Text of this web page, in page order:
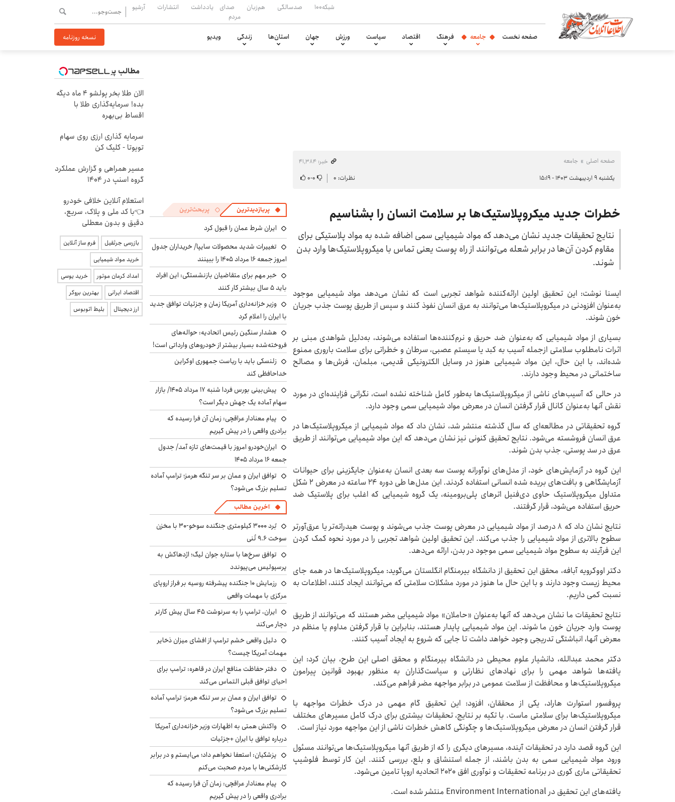
شبکه۱۰۰ صدسالگی هم‌زبان
صدای
مردم
یادداشت انتشارات آرشیو
صفحه نخست جامعه فرهنگ اقتصاد سیاست ورزش جهان استان‌ها زندگی ویدیو نسخه روزنامه
صفحه اصلی جامعه
خبر: ۴۱٬۳۸۴
یکشنبه ۹ اردیبهشت ۱۴۰۳ - ۱۵:۱۹
نظرات: ۰ ۰-۰
خطرات جدید میکروپلاستیک‌ها بر سلامت انسان را بشناسیم
نتایج تحقیقات جدید نشان می‌دهد که مواد شیمیایی سمی اضافه شده به مواد پلاستیکی برای
مقاوم کردن آن‌ها در برابر شعله می‌توانند از راه پوست یعنی تماس با میکروپلاستیک‌ها وارد بدن
شوند.
ایسنا نوشت: این تحقیق اولین ارائه‌کننده شواهد تجربی است که نشان می‌دهد مواد شیمیایی موجود
به‌عنوان افزودنی در میکروپلاستیک‌ها می‌توانند به عرق انسان نفوذ کنند و سپس از طریق پوست جذب جریان
خون شوند.
بسیاری از مواد شیمیایی که به‌عنوان ضد حریق و نرم‌کننده‌ها استفاده می‌شوند، به‌دلیل شواهدی مبنی بر
اثرات نامطلوب سلامتی ازجمله آسیب به کبد یا سیستم عصبی، سرطان و خطراتی برای سلامت باروری ممنوع
شده‌اند، با این حال، این مواد شیمیایی هنوز در وسایل الکترونیکی قدیمی، مبلمان، فرش‌ها و مصالح
ساختمانی در محیط وجود دارند.
در حالی که آسیب‌های ناشی از میکروپلاستیک‌ها به‌طور کامل شناخته نشده است، نگرانی فزاینده‌ای در مورد
نقش آنها به‌عنوان کانال قرار گرفتن انسان در معرض مواد شیمیایی سمی وجود دارد.
گروه تحقیقاتی در مطالعه‌ای که سال گذشته منتشر شد، نشان داد که مواد شیمیایی از میکروپلاستیک‌ها در
عرق انسان فروشسته می‌شود. نتایج تحقیق کنونی نیز نشان می‌دهد که این مواد شیمیایی می‌توانند از طریق
عرق در سد پوستی، جذب بدن شوند.
این گروه در آزمایش‌های خود، از مدل‌های نوآورانه پوست سه بعدی انسان به‌عنوان جایگزینی برای حیوانات
آزمایشگاهی و بافت‌های بریده شده انسانی استفاده کردند. این مدل‌ها طی دوره ۲۴ ساعته در معرض ۲ شکل
متداول میکروپلاستیک حاوی دی‌فنیل اترهای پلی‌برومینه، یک گروه شیمیایی که اغلب برای پلاستیک ضد
حریق استفاده می‌شود، قرار گرفتند.
نتایج نشان داد که 8 درصد از مواد شیمیایی در معرض پوست جذب می‌شوند و پوست هیدراته‌تر یا عرق‌آورتر
سطوح بالاتری از مواد شیمیایی را جذب می‌کند. این تحقیق اولین شواهد تجربی را در مورد نحوه کمک کردن
این فرآیند به سطوح مواد شیمیایی سمی موجود در بدن، ارائه می‌دهد.
دکتر اووکرویه آبافه، محقق این تحقیق از دانشگاه بیرمنگام انگلستان می‌گوید: میکروپلاستیک‌ها در همه جای
محیط زیست وجود دارند و با این حال ما هنوز در مورد مشکلات سلامتی که می‌توانند ایجاد کنند، اطلاعات به
نسبت کمی داریم.
نتایج تحقیقات ما نشان می‌دهد که آنها به‌عنوان «حاملان» مواد شیمیایی مضر هستند که می‌توانند از طریق
پوست وارد جریان خون ما شوند. این مواد شیمیایی پایدار هستند، بنابراین با قرار گرفتن مداوم یا منظم در
معرض آنها، انباشتگی تدریجی وجود خواهد داشت تا جایی که شروع به ایجاد آسیب کنند.
دکتر محمد عبدالله، دانشیار علوم محیطی در دانشگاه بیرمنگام و محقق اصلی این طرح، بیان کرد: این
یافته‌ها شواهد مهمی را برای نهادهای نظارتی و سیاست‌گذاران به منظور بهبود قوانین پیرامون
میکروپلاستیک‌ها و محافظت از سلامت عمومی در برابر مواجهه مضر فراهم می‌کند.
پروفسور استوارت هاراد، یکی از محققان، افزود: این تحقیق گام مهمی در درک خطرات مواجهه با
میکروپلاستیک‌ها برای سلامتی ماست. با تکیه بر نتایج، تحقیقات بیشتری برای درک کامل مسیرهای مختلف
قرار گرفتن انسان در معرض میکروپلاستیک‌ها و چگونگی کاهش خطرات ناشی از این مواجهه مورد نیاز است.
این گروه قصد دارد در تحقیقات آینده، مسیرهای دیگری را که از طریق آنها میکروپلاستیک‌ها می‌توانند مسئول
ورود مواد شیمیایی سمی به بدن باشند، از جمله استنشاق و بلع، بررسی کنند. این کار توسط فلوشیپ
تحقیقاتی ماری کوری در برنامه تحقیقات و نوآوری افق ۲۰۲۰ اتحادیه اروپا تامین می‌شود.
یافته‌های این تحقیق در Environment International منتشر شده است.
پربازدیدترین پربحث‌ترین
ایران شرط عمان را قبول کرد
تغییرات شدید محصولات سایپا/ خریداران جدول
امروز جمعه ۱۶ مرداد ۱۴۰۵ را ببینند
خبر مهم برای متقاضیان بازنشستگی: این افراد
باید ۵ سال بیشتر کار کنند
وزیر خزانه‌داری آمریکا زمان و جزئیات توافق جدید
با ایران را اعلام کرد
هشدار سنگین رئیس اتحادیه: حواله‌های
فروخته‌شده بسیار بیشتر از خودروهای وارداتی است!
زلنسکی باید با ریاست جمهوری اوکراین
خداحافظی کند
پیش‌بینی بورس فردا شنبه ۱۷ مرداد ۱۴۰۵/ بازار
سهام آماده یک جهش دیگر است؟
پیام معنادار عراقچی: زمان آن فرا رسیده که
برادری واقعی را در پیش گیریم
ایران‌خودرو امروز با قیمت‌های تازه آمد/ جدول
جمعه ۱۶ مرداد ۱۴۰۵
توافق ایران و عمان بر سر تنگه هرمز؛ ترامپ آماده
تسلیم بزرگ می‌شود؟
آخرین مطالب
بُرد ۳۰۰۰ کیلومتری جنگنده سوخو-۳۰ با مخزن
سوخت ۹.۶ تُنی
توافق سرخ‌ها با ستاره جوان لیگ؛ اژدهاکش به
پرسپولیس می‌پیوندد
رزمایش ۱۰ جنگنده پیشرفته روسیه بر فراز اروپای
مرکزی با مهمات واقعی
ایران، ترامپ را به سرنوشت ۴۵ سال پیش کارتر
دچار می‌کند
دلیل واقعی خشم ترامپ از افشای میزان ذخایر
مهمات آمریکا چیست؟
دفتر حفاظت منافع ایران در قاهره: ترامپ برای
احیای توافق قبلی التماس می‌کند
توافق ایران و عمان بر سر تنگه هرمز؛ ترامپ آماده
تسلیم بزرگ می‌شود؟
واکنش همتی به اظهارات وزیر خزانه‌داری آمریکا
درباره توافق با ایران +جزئیات
پزشکیان: استعفا نخواهم داد؛ می‌ایستم و در برابر
کارشکنی‌ها با مردم صحبت می‌کنم
پیام معنادار عراقچی: زمان آن فرا رسیده که
برادری واقعی را در پیش گیریم
مطالب پیشنهادی
الان طلا بخر پولشو 4 ماه دیگه
بده! سرمایه‌گذاری طلا با
اقساط بی‌بهره
سرمایه گذاری ارزی روی سهام
تویوتا - کلیک کن
مسیر همراهی و گزارش عملکرد
گروه اسنپ در ۱۴۰۴
استعلام آنلاین خلافی خودرو
👈با کد ملی و پلاک، سریع،
دقیق و بدون معطلی
بازرسی جرثقیل
فرم ساز آنلاین
خرید مواد شیمیایی
امداد کرمان موتور
خرید یوسی
اقتصاد ایرانی
بهترین بروکر
ارز دیجیتال
بلیط اتوبوس